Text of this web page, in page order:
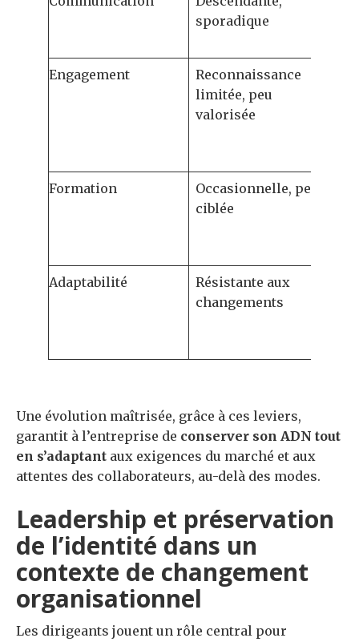
sporadique
Engagement
Reconnaissance
limitée, peu
valorisée
Formation
Occasionnelle, peu
ciblée
Adaptabilité
Résistante aux
changements
Une évolution maîtrisée, grâce à ces leviers,
garantit à l’entreprise de conserver son ADN tout
en s’adaptant aux exigences du marché et aux
attentes des collaborateurs, au-delà des modes.
Leadership et préservation
de l’identité dans un
contexte de changement
organisationnel
Les dirigeants jouent un rôle central pour